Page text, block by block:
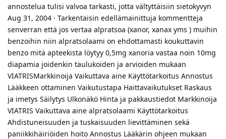
annostelua tulisi valvoa tarkasti, jotta vältyttäisiin sietokyvyn
Aug 31, 2004 · Tarkentaisin edellämainittuja kommentteja
senverran että jos vertaa alpratsoa (xanor, xanax yms ) muihin
benzoihin niin alpratsolaami on ehdottamasti koukuttavin
benzo mitä apteekista löytyy 0,5mg xanoria vastaa noin 10mg
diapamia joidenkin taulukoiden ja arvioiden mukaan
VIATRISMarkkinoija Vaikuttava aine Käyttötarkoitus Annostus
Lääkkeen ottaminen Vaikutustapa Haittavaikutukset Raskaus
ja imetys Säilytys Ulkonäkö Hinta ja pakkaustiedot Markkinoija
VIATRIS Vaikuttava aine alpratsolaami Käyttötarkoitus
Ahdistuneisuuden ja tuskaisuuden lievittäminen sekä
paniikkihäiriöiden hoito Annostus Lääkärin ohjeen mukaan